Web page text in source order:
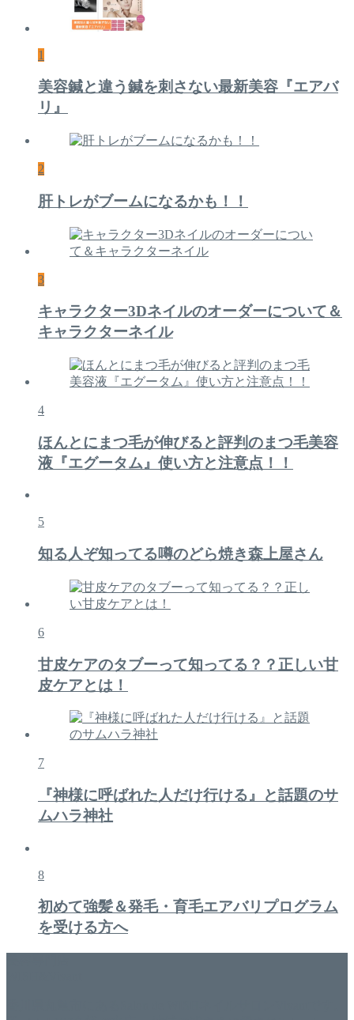
1
美容鍼と違う鍼を刺さない最新美容『エアバ
リ』
2
肝トレがブームになるかも！！
3
キャラクター3Dネイルのオーダーについて＆
キャラクターネイル
4
ほんとにまつ毛が伸びると評判のまつ毛美容
液『エグータム』使い方と注意点！！
5
知る人ぞ知ってる噂のどら焼き森上屋さん
6
甘皮ケアのタブーって知ってる？？正しい甘
皮ケアとは！
7
『神様に呼ばれた人だけ行ける』と話題のサ
ムハラ神社
8
初めて強髪＆発毛・育毛エアバリプログラム
を受ける方へ